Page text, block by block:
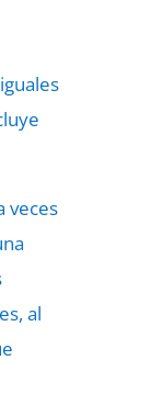
veces
al